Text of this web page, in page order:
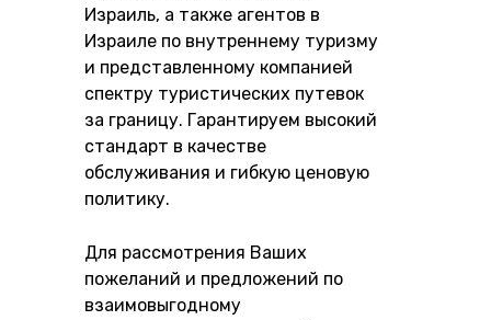
Израиль, а также агентов в
Израиле по внутреннему туризму
и представленному компанией
спектру туристических путевок
за границу. Гарантируем высокий
стандарт в качестве
обслуживания и гибкую ценовую
политику.
Для рассмотрения Ваших
пожеланий и предложений по
взаимовыгодному